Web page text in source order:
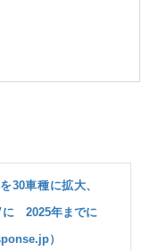
30車種に拡大、
に 2025年までに
）